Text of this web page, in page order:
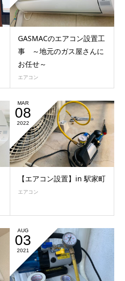
GASMACのエアコン設置工
事 ～地元のガス屋さんに
お任せ～
エアコン
MAR
08
2022
【エアコン設置】in 駅家町
エアコン
AUG
03
2021